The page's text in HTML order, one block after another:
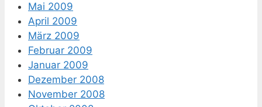
Mai 2009
April 2009
März 2009
Februar 2009
Januar 2009
Dezember 2008
November 2008